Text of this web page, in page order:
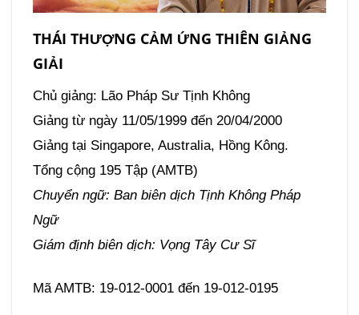
THÁI THƯỢNG CẢM ỨNG THIÊN GIẢNG
GIẢI
Chủ giảng: Lão Pháp Sư Tịnh Không
Giảng từ ngày 11/05/1999 đến 20/04/2000
Giảng tại Singapore, Australia, Hồng Kông.
Tổng cộng 195 Tập (AMTB)
Chuyển ngữ: Ban biên dịch Tịnh Không Pháp
Ngữ
Giám định biên dịch: Vọng Tây Cư Sĩ
Mã AMTB: 19-012-0001 đến 19-012-0195